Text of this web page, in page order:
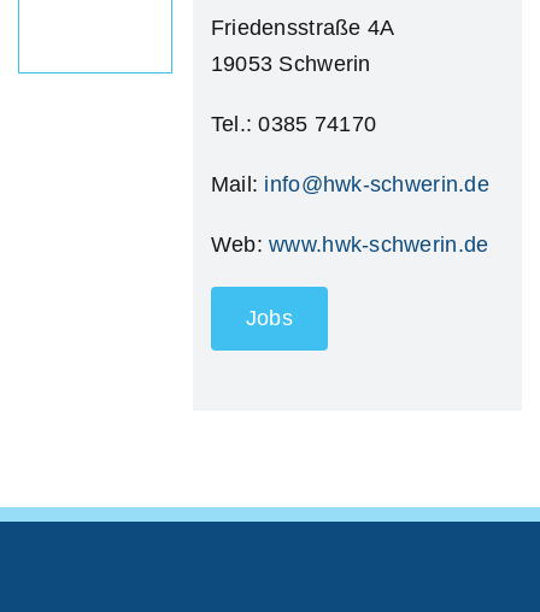
Friedensstraße 4A
19053 Schwerin
Tel.: 0385 74170
Mail: info@hwk-schwerin.de
Web:www.hwk-schwerin.de
Jobs